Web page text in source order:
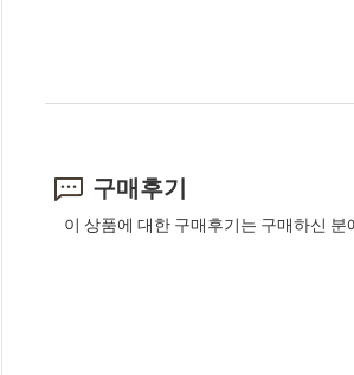
구매후기
이 상품에 대한 구매후기는 구매하신 분